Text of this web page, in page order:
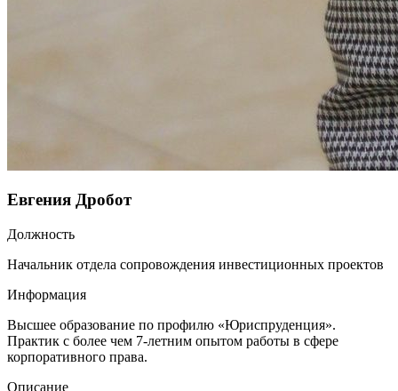
Евгения Дробот
Должность
Начальник отдела сопровождения инвестиционных проектов
Информация
Высшее образование по профилю «Юриспруденция».
Практик с более чем 7-летним опытом работы в сфере
корпоративного права.
Описание